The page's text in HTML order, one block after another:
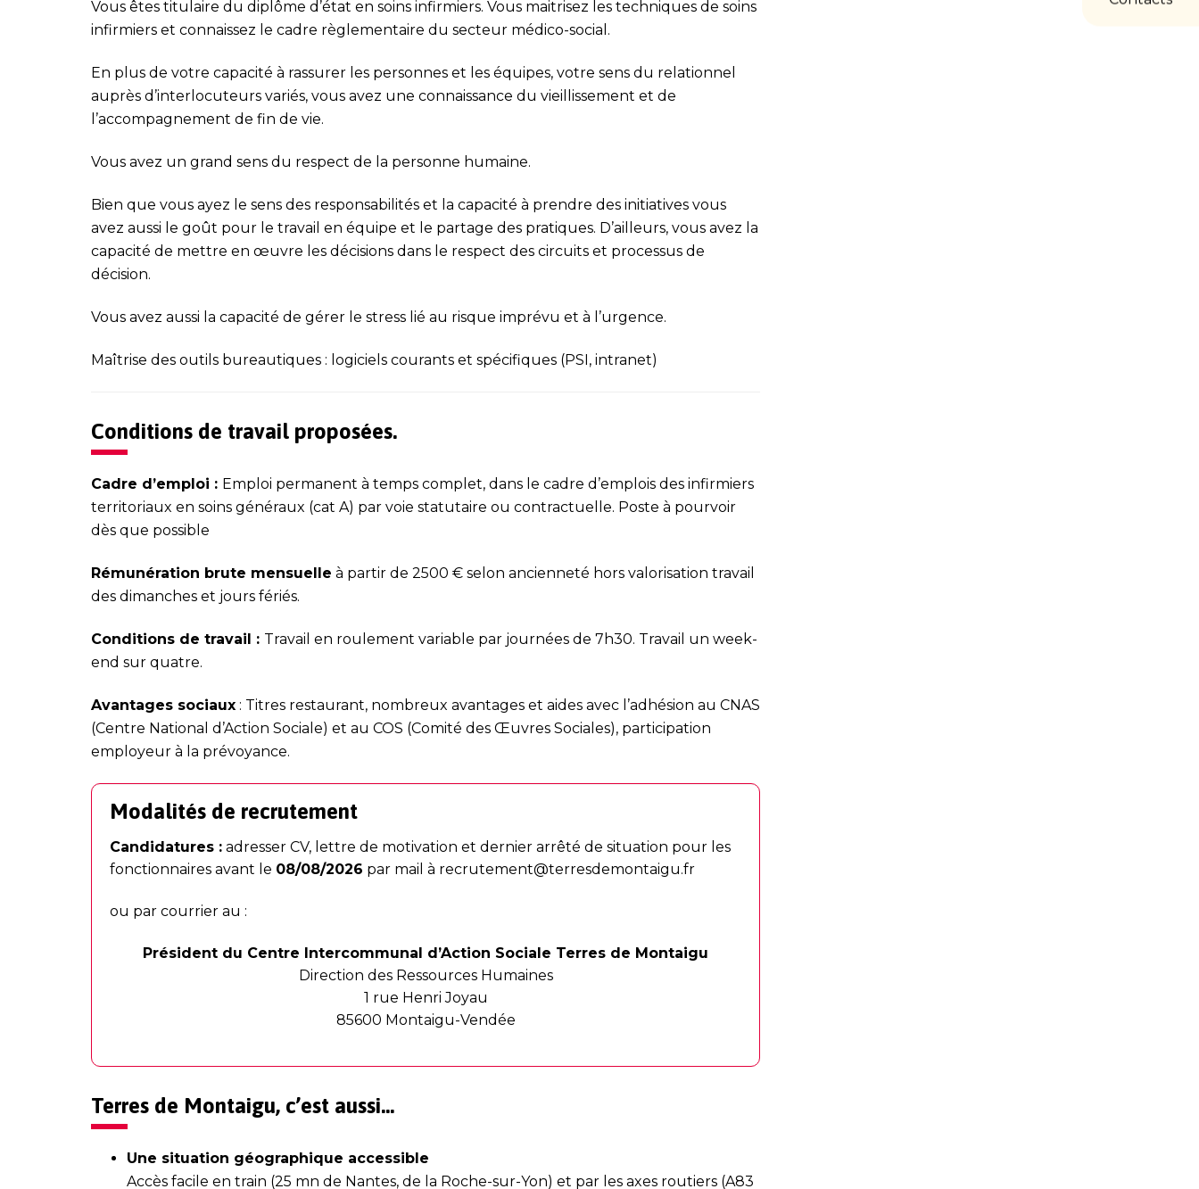
Vous êtes titulaire du diplôme d’état en soins infirmiers. Vous maitrisez les techniques de soins
infirmiers et connaissez le cadre règlementaire du secteur médico-social.
En plus de votre capacité à rassurer les personnes et les équipes, votre sens du relationnel
auprès d’interlocuteurs variés, vous avez une connaissance du vieillissement et de
l’accompagnement de fin de vie.
Vous avez un grand sens du respect de la personne humaine.
Bien que vous ayez le sens des responsabilités et la capacité à prendre des initiatives vous
avez aussi le goût pour le travail en équipe et le partage des pratiques. D’ailleurs, vous avez la
capacité de mettre en œuvre les décisions dans le respect des circuits et processus de
décision.
Vous avez aussi la capacité de gérer le stress lié au risque imprévu et à l’urgence.
Maîtrise des outils bureautiques : logiciels courants et spécifiques (PSI, intranet)
Conditions de travail proposées.
Cadre d’emploi : Emploi permanent à temps complet, dans le cadre d’emplois des infirmiers
territoriaux en soins généraux (cat A) par voie statutaire ou contractuelle. Poste à pourvoir
dès que possible
Rémunération brute mensuelle à partir de 2500 € selon ancienneté hors valorisation travail
des dimanches et jours fériés.
Conditions de travail : Travail en roulement variable par journées de 7h30. Travail un week-
end sur quatre.
Avantages sociaux : Titres restaurant, nombreux avantages et aides avec l’adhésion au CNAS
(Centre National d’Action Sociale) et au COS (Comité des Œuvres Sociales), participation
employeur à la prévoyance.
Modalités de recrutement
Candidatures : adresser CV, lettre de motivation et dernier arrêté de situation pour les
fonctionnaires avant le 08/08/2026 par mail à recrutement@terresdemontaigu.fr
ou par courrier au :
Président du Centre Intercommunal d’Action Sociale Terres de Montaigu
Direction des Ressources Humaines
1 rue Henri Joyau
85600 Montaigu-Vendée
Terres de Montaigu, c’est aussi…
Une situation géographique accessible
Accès facile en train (25 mn de Nantes, de la Roche-sur-Yon) et par les axes routiers (A83